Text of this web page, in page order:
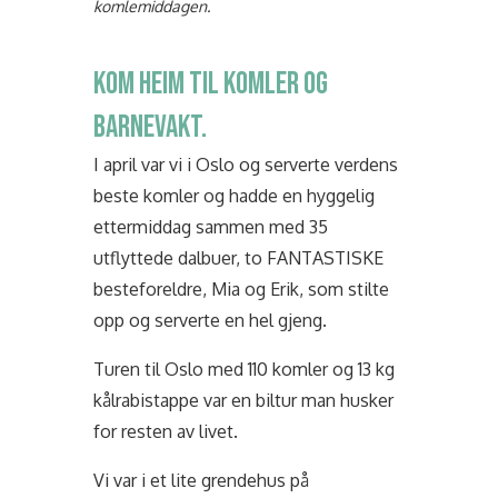
komlemiddagen.
KOM HEIM TIL KOMLER OG
BARNEVAKT.
I april var vi i Oslo og serverte verdens
beste komler og hadde en hyggelig
ettermiddag sammen med 35
utflyttede dalbuer, to FANTASTISKE
besteforeldre, Mia og Erik, som stilte
opp og serverte en hel gjeng.
Turen til Oslo med 110 komler og 13 kg
kålrabistappe var en biltur man husker
for resten av livet.
Vi var i et lite grendehus på